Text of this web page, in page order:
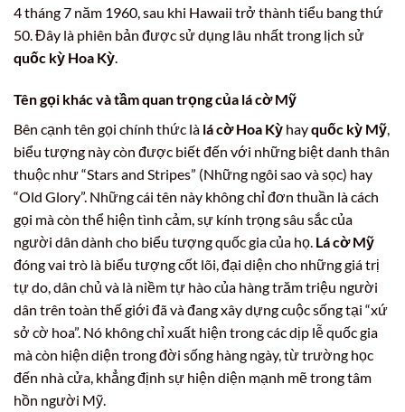
4 tháng 7 năm 1960, sau khi Hawaii trở thành tiểu bang thứ
50. Đây là phiên bản được sử dụng lâu nhất trong lịch sử
quốc kỳ Hoa Kỳ.
Tên gọi khác và tầm quan trọng của lá cờ Mỹ
Bên cạnh tên gọi chính thức là lá cờ Hoa Kỳ hayquốc kỳ Mỹ,
biểu tượng này còn được biết đến với những biệt danh thân
thuộc như “Stars and Stripes” (Những ngôi sao và sọc) hay
“Old Glory”. Những cái tên này không chỉ đơn thuần là cách
gọi mà còn thể hiện tình cảm, sự kính trọng sâu sắc của
người dân dành cho biểu tượng quốc gia của họ. Lá cờ Mỹ
đóng vai trò là biểu tượng cốt lõi, đại diện cho những giá trị
tự do, dân chủ và là niềm tự hào của hàng trăm triệu người
dân trên toàn thế giới đã và đang xây dựng cuộc sống tại “xứ
sở cờ hoa”. Nó không chỉ xuất hiện trong các dịp lễ quốc gia
mà còn hiện diện trong đời sống hàng ngày, từ trường học
đến nhà cửa, khẳng định sự hiện diện mạnh mẽ trong tâm
hồn người Mỹ.